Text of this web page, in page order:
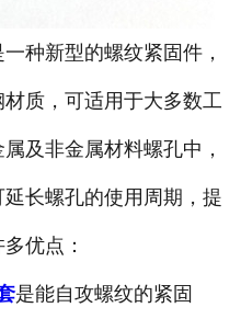
一种新型的螺纹紧固件，
质，可适用于大多数工
及非金属材料螺孔中，
长螺孔的使用周期，提
优点：
是能自攻螺纹的紧固